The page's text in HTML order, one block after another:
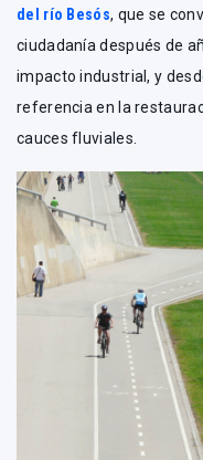
del río Besós, que se
ciudadanía después de
impacto industrial, y
referencia en la
cauces fluviales.